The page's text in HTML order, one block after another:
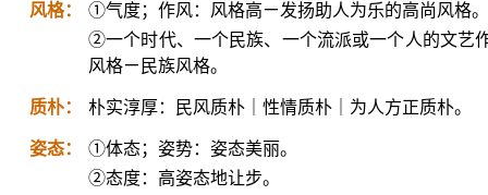
风格：
①气度；作风：风格高ㄧ发扬助人为乐的高尚风格。
②一个时代、一个民族、一个流派或一个人的文艺
风格ㄧ民族风格。
质朴： 朴实淳厚：民风质朴｜性情质朴｜为人方正质朴。
姿态：
①体态；姿势：姿态美丽。
②态度：高姿态地让步。